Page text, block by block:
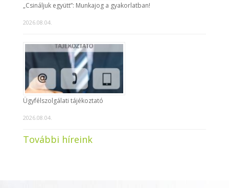
„Csináljuk együtt”: Munkajog a gyakorlatban!
2026.08.04.
Ügyfélszolgálati tájékoztató
2026.08.04.
További híreink